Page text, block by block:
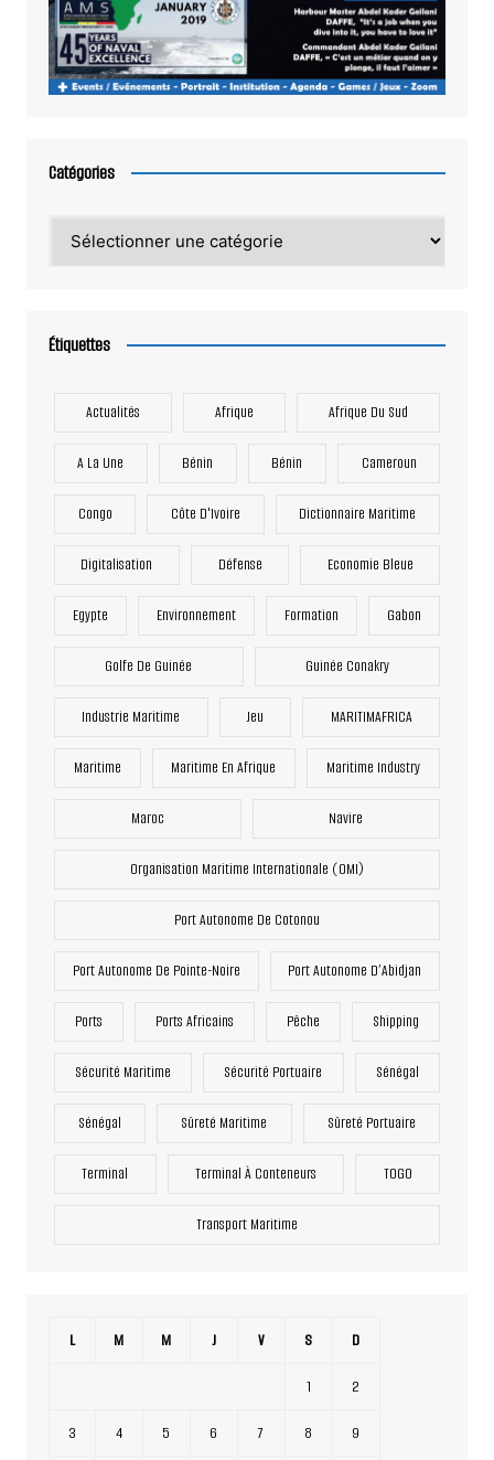
Catégories
Étiquettes
Actualités Afrique Afrique Du Sud
A La Une Bénin Bénin Cameroun
Congo Côte D'Ivoire Dictionnaire Maritime
Digitalisation Défense Economie Bleue
Egypte Environnement Formation Gabon
Golfe De Guinée Guinée Conakry
Industrie Maritime Jeu MARITIMAFRICA
Maritime Maritime En Afrique Maritime Industry
Maroc Navire
Organisation Maritime Internationale (OMI)
Port Autonome De Cotonou
Port Autonome De Pointe-Noire Port Autonome D’Abidjan
Ports Ports Africains Pêche Shipping
Sécurité Maritime Sécurité Portuaire Sénégal
Sénégal Sûreté Maritime Sûreté Portuaire
Terminal Terminal À Conteneurs TOGO
Transport Maritime
L M M J V S D
1 2
3 4 5 6 7 8 9